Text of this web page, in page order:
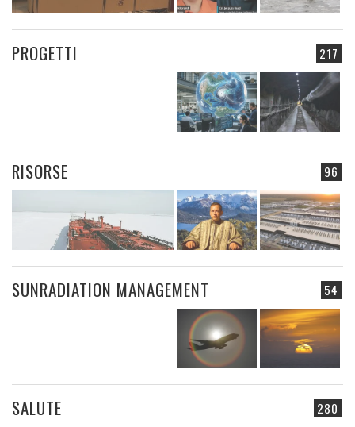
217
PROGETTI
96
RISORSE
54
SUNRADIATION MANAGEMENT
280
SALUTE